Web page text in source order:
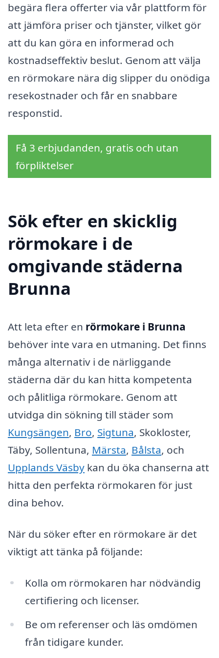
begära flera offerter via vår plattform för
att jämföra priser och tjänster, vilket gör
att du kan göra en informerad och
kostnadseffektiv beslut. Genom att välja
en rörmokare nära dig slipper du onödiga
resekostnader och får en snabbare
responstid.
Få 3 erbjudanden, gratis och utan
förpliktelser
Sök efter en skicklig
rörmokare i de
omgivande städerna
Brunna
Att leta efter en rörmokare i Brunna
behöver inte vara en utmaning. Det finns
många alternativ i de närliggande
städerna där du kan hitta kompetenta
och pålitliga rörmokare. Genom att
utvidga din sökning till städer som
Kungsängen, Bro, Sigtuna, Skokloster,
Täby, Sollentuna, Märsta, Bålsta, och
Upplands Väsby kan du öka chanserna att
hitta den perfekta rörmokaren för just
dina behov.
När du söker efter en rörmokare är det
viktigt att tänka på följande:
Kolla om rörmokaren har nödvändig
certifiering och licenser.
Be om referenser och läs omdömen
från tidigare kunder.